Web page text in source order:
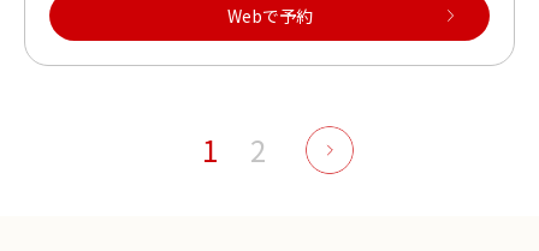
Webで予約
1 2